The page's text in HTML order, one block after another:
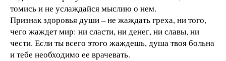
томись и не услаждайся мыслию о нем.
Признак здоровья души – не жаждать греха, ни того,
чего жаждет мир: ни сласти, ни денег, ни славы, ни
чести. Если ты всего этого жаждешь, душа твоя больна
и тебе необходимо ее врачевать.